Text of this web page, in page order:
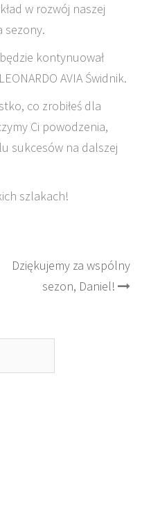
w rozwój naszej
sezony.
kontynuował
AVIA Świdnik.
co zrobiłeś dla
Ci powodzenia,
sukcesów na dalszej
szlakach!
Dziękujemy za wspólny
sezon, Daniel!